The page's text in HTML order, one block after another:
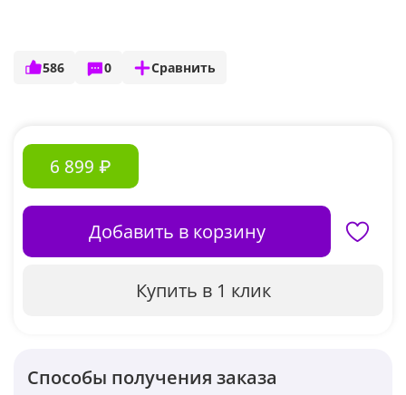
586 0 Сравнить
6 899 ₽
Добавить в корзину
Купить в 1 клик
Способы получения заказа